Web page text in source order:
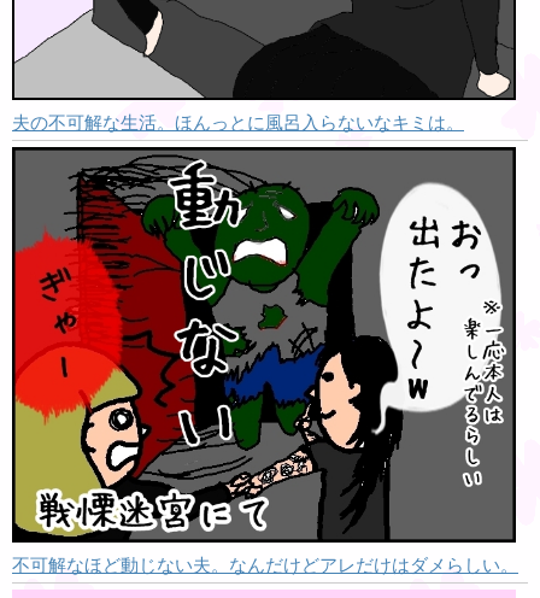
夫の不可解な生活。ほんっとに風呂入らないなキミは。
不可解なほど動じない夫。なんだけどアレだけはダメらしい。